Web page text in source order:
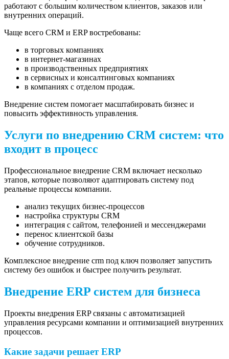
работают с большим количеством клиентов, заказов или
внутренних операций.
Чаще всего CRM и ERP востребованы:
в торговых компаниях
в интернет-магазинах
в производственных предприятиях
в сервисных и консалтинговых компаниях
в компаниях с отделом продаж.
Внедрение систем помогает масштабировать бизнес и
повысить эффективность управления.
Услуги по внедрению CRM систем: что
входит в процесс
Профессиональное внедрение CRM включает несколько
этапов, которые позволяют адаптировать систему под
реальные процессы компании.
анализ текущих бизнес-процессов
настройка структуры CRM
интеграция с сайтом, телефонией и мессенджерами
перенос клиентской базы
обучение сотрудников.
Комплексное внедрение crm под ключ позволяет запустить
систему без ошибок и быстрее получить результат.
Внедрение ERP систем для бизнеса
Проекты внедрения ERP связаны с автоматизацией
управления ресурсами компании и оптимизацией внутренних
процессов.
Какие задачи решает ERP